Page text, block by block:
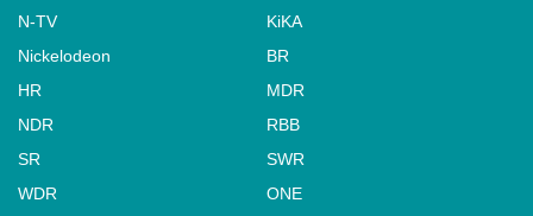
N-TV
KiKA
Nickelodeon
BR
HR
MDR
NDR
RBB
SR
SWR
WDR
ONE